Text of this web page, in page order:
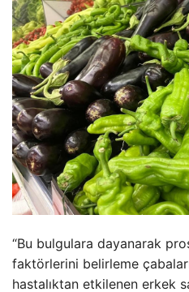
“Bu bulgulara dayanarak
faktörlerini belirleme
hastalıktan etkilenen erkek